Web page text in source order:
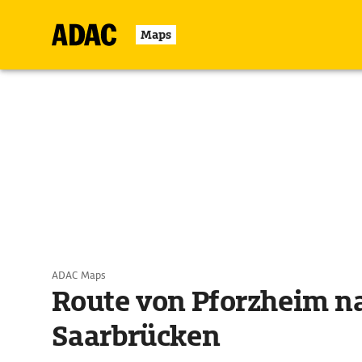
Maps
ADAC Maps
Route von Pforzheim
Saarbrücken